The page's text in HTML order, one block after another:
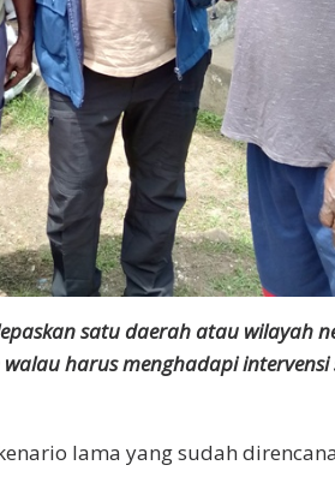
satu daerah atau wilayah
harus menghadapi intervensi
lama yang sudah